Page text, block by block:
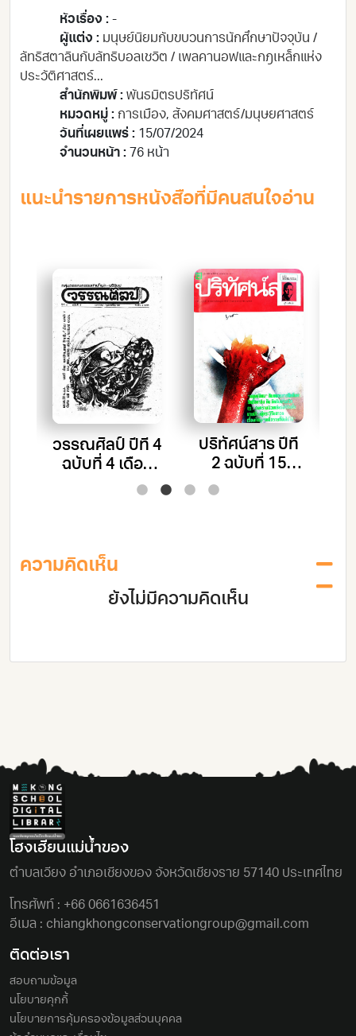
หัวเรื่อง : -
ผู้แต่ง : มนุษย์นิยมกับขบวนการนักศึกษาปัจจุบัน /
ลัทธิสตาลินกับลัทธิบอลเชวิต / เพลคานอฟและกฎเหล็กแห่ง
ประวัติศาสตร์...
สำนักพิมพ์ : พันธมิตรปริทัศน์
หมวดหมู่ : การเมือง, สังคมศาสตร์/มนุษยศาสตร์
วันที่เผยแพร่ : 15/07/2024
จำนวนหน้า : 76 หน้า
แนะนำรายการหนังสือที่มีคนสนใจอ่าน
วรรณศิลป์ ปีที่ 4
ฉบับที่ 4 เดือน
มกราคม -
ปริทัศน์สาร ปีที่
2 ฉบับที่ 15
เดือนกุมภาพันธ์
ความคิดเห็น
ยังไม่มีความคิดเห็น
โฮงเฮียนแม่นํ้าของ
ตําบลเวียง อําเภอเชียงของ จังหวัดเชียงราย 57140 ประเทศไทย
โทรศัพท์ : +66 0661636451
อีเมล : chiangkhongconservationgroup@gmail.com
ติดต่อเรา
สอบถามข้อมูล
นโยบายคุกกี้
นโยบายการคุ้มครองข้อมูลส่วนบุคคล